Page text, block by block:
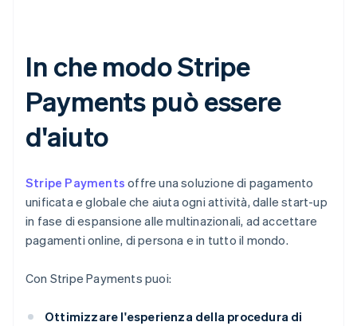
In che modo Stripe
Payments può essere
d'aiuto
Stripe Payments offre una soluzione di pagamento
unificata e globale che aiuta ogni attività, dalle start-up
in fase di espansione alle multinazionali, ad accettare
pagamenti online, di persona e in tutto il mondo.
Con Stripe Payments puoi:
Ottimizzare l'esperienza della procedura di